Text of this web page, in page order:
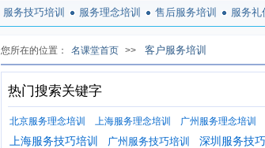
服务技巧培训 服务理念培训 售后服务培训 服务礼
您所在的位置： 名课堂首页 >> 客户服务培训
热门搜索关键字
北京服务理念培训 上海服务理念培训 广州服务理念培训
上海服务技巧培训
广州服务技巧培训 深圳服务技